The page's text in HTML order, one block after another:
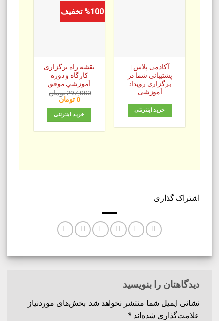
آکادمی پلاس |
پشتیبانی شما در
برگزاری رویداد
آموزشی
خرید اینترنتی
%100 تخفیف
نقشه راه برگزاری
کارگاه و دوره
آموزشیِ موفق
297,000تومان
قیمت
اصلی:
بود.
0 تومان قیمت
خرید اینترنتی
اشتراک گذاری
دیدگاهتان را بنویسید
نشانی ایمیل شما منتشر نخواهد شد. بخش‌های موردنیاز
علامت‌گذاری شده‌اند *